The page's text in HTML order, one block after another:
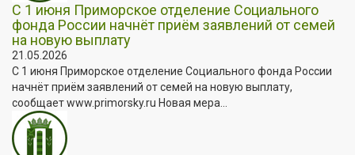
С 1 июня Приморское отделение Социального
фонда России начнёт приём заявлений от семей
на новую выплату
21.05.2026
С 1 июня Приморское отделение Социального фонда России
начнёт приём заявлений от семей на новую выплату,
сообщает www.primorsky.ru Новая мера...